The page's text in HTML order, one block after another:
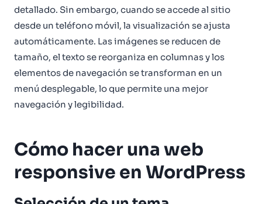
detallado. Sin embargo, cuando se accede al sitio
desde un teléfono móvil, la visualización se ajusta
automáticamente. Las imágenes se reducen de
tamaño, el texto se reorganiza en columnas y los
elementos de navegación se transforman en un
menú desplegable, lo que permite una mejor
navegación y legibilidad.
Cómo hacer una web
responsive en WordPress